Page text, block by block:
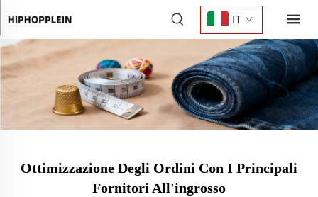
IT
Ottimizzazione Degli Ordini Con I Principali
Fornitori All'ingrosso